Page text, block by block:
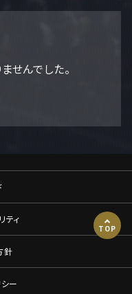
せんでした。
ティ
針
ー
TOP